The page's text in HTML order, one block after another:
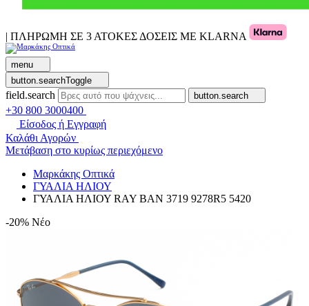
| ΠΛΗΡΩΜΗ ΣΕ 3 ΑΤΟΚΕΣ ΔΟΣΕΙΣ ΜΕ KLARNA
menu
button.searchToggle
field.search button.search
+30 800 3000400
Είσοδος ή Εγγραφή
Καλάθι Αγορών
Μετάβαση στο κυρίως περιεχόμενο
Μαρκάκης Οπτικά
ΓΥΑΛΙΑ ΗΛΙΟΥ
ΓΥΑΛΙΑ ΗΛΙΟΥ RAY BAN 3719 9278R5 5420
-20% Νέο